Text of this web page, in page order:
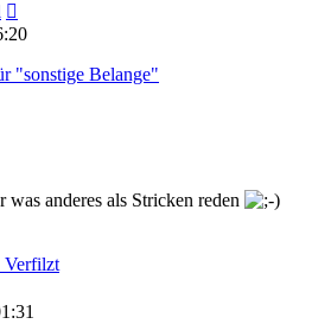
Beitrag
"sonstige Belange"
anderes als Stricken reden
Verfilzt